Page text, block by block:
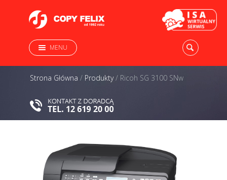
MENU
Strona Główna / Produkty/ Ricoh SG 3100 SNw